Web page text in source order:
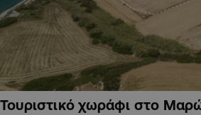
Τουριστικό χωράφι στο